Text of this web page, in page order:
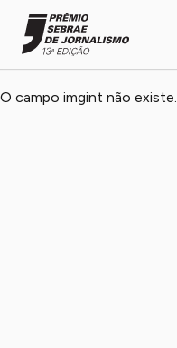
O campo imgint não existe.